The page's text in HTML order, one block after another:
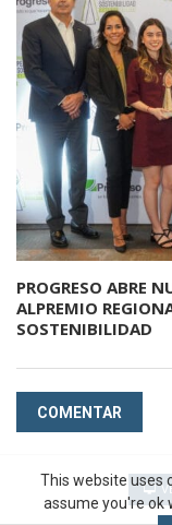
PROGRESO ABRE
ALPREMIO
SOSTENIBILIDAD
COMENTAR
This website uses
assume you're ok